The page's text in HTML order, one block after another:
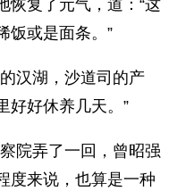
复了元气，道：“这
饭或是面条。”
汉湖，沙道司的产
好好休养几天。”
院弄了一回，曾昭强
度来说，也算是一种